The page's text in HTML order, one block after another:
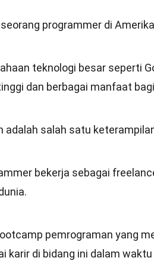
programmer di
teknologi besar seperti
dan berbagai manfaat
adalah salah satu
bekerja sebagai
pemrograman yang
karir di bidang ini dalam